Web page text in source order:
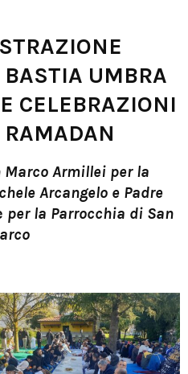
UMBRA
CELEBRAZIONI
Marco Armillei per la
Arcangelo e Padre
per la Parrocchia di San